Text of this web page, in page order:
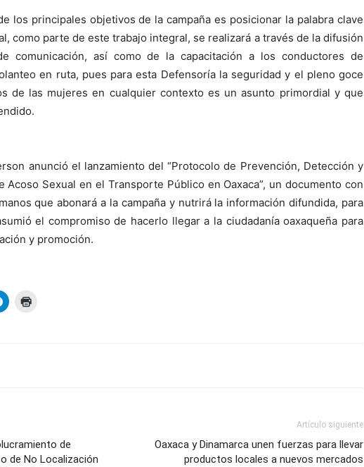
los principales objetivos de la campaña es posicionar la palabra clave
como parte de este trabajo integral, se realizará a través de la difusión
comunicación, así como de la capacitación a los conductores de
en ruta, pues para esta Defensoría la seguridad y el pleno goce
de las mujeres en cualquier contexto es un asunto primordial y que
anunció el lanzamiento del “Protocolo de Prevención, Detección y
Acoso Sexual en el Transporte Público en Oaxaca”, un documento con
que abonará a la campaña y nutrirá la información difundida, para
el compromiso de hacerlo llegar a la ciudadanía oaxaqueña para
y promoción.
de
de No Localización
Artículo siguiente
Oaxaca y Dinamarca unen fuerzas para llevar
productos locales a nuevos mercados